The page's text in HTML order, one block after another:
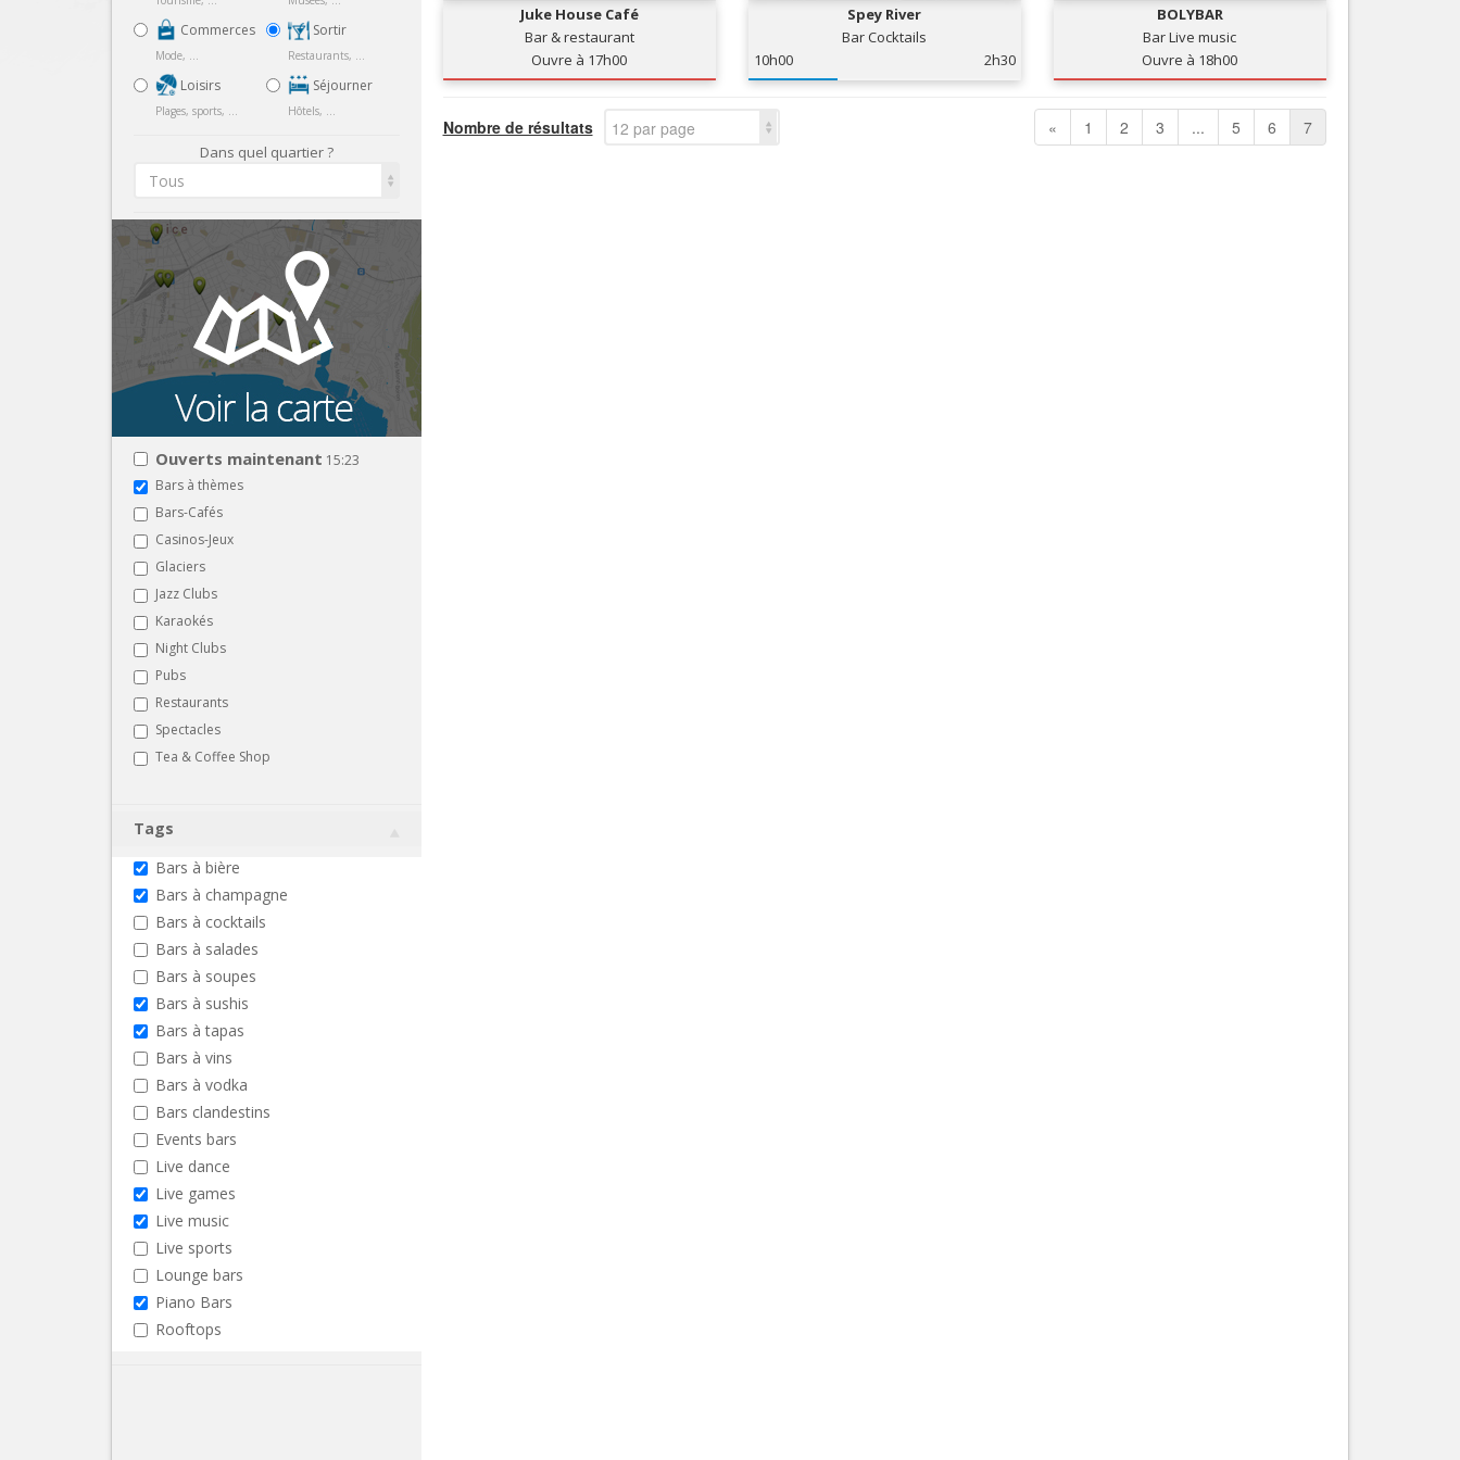
Services
Commerces
Mode, ...
Loisirs
Plages, sports, ...
Sortir
Restaurants, ...
Séjourner
Hôtels, ...
Dans quel quartier ?
Tous
Ouverts maintenant 15:23
Bars à thèmes
Bars-Cafés
Casinos-Jeux
Glaciers
Jazz Clubs
Karaokés
Night Clubs
Pubs
Restaurants
Spectacles
Tea & Coffee Shop
Tags
Bars à bière
Bars à champagne
Bars à cocktails
Bars à salades
Bars à soupes
Bars à sushis
Bars à tapas
Bars à vins
Bars à vodka
Bars clandestins
Events bars
Live dance
Live games
Live music
Live sports
Lounge bars
Piano Bars
Rooftops
Juke House Café
Bar & restaurant
Ouvre à 17h00
Spey River
Bar Cocktails
10h00
2h30
BOLYBAR
Bar Live music
Ouvre à 18h00
Nombre de résultats 12 par page « 1 2 3 ... 5 6 7